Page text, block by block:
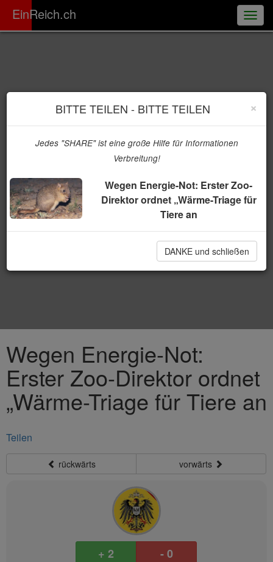
EinReich.ch
ER
Wegen Energie-Not:
Erster Zoo-Direktor ordnet
„Wärme-Triage für Tiere an
Teilen
rückwärts vorwärts
+ 2
- 0
×
BITTE TEILEN - BITTE TEILEN
Jedes "SHARE" ist eine große Hilfe für Informationen
Verbreitung!
Wegen Energie-Not: Erster Zoo-
Direktor ordnet „Wärme-Triage für
Tiere an
DANKE und schließen